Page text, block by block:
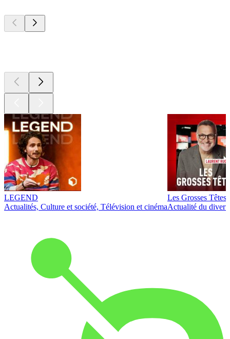
LEGEND
Actualités, Culture et société, Télévision et cinéma
Les Grosses Têtes
Actualité du